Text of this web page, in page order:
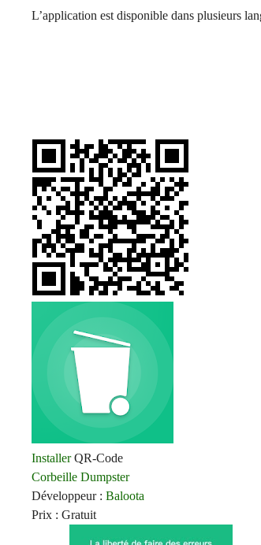
L’application est disponible dans plusieurs
Installer QR-Code
Corbeille Dumpster
Développeur : Baloota
Prix : Gratuit